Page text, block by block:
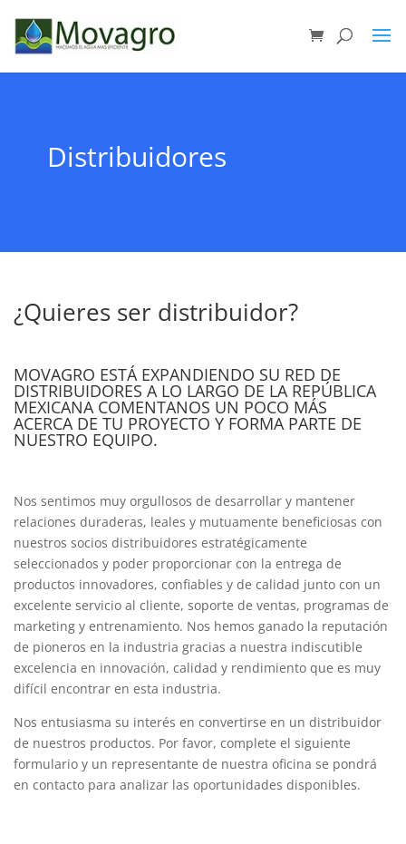
Distribuidores
¿Quieres ser distribuidor?
MOVAGRO ESTÁ EXPANDIENDO SU RED DE
DISTRIBUIDORES A LO LARGO DE LA REPÚBLICA
MEXICANA COMENTANOS UN POCO MÁS
ACERCA DE TU PROYECTO Y FORMA PARTE DE
NUESTRO EQUIPO.
Nos sentimos muy orgullosos de desarrollar y mantener
relaciones duraderas, leales y mutuamente beneficiosas con
nuestros socios distribuidores estratégicamente
seleccionados y poder proporcionar con la entrega de
productos innovadores, confiables y de calidad junto con un
excelente servicio al cliente, soporte de ventas, programas de
marketing y entrenamiento. Nos hemos ganado la reputación
de pioneros en la industria gracias a nuestra indiscutible
excelencia en innovación, calidad y rendimiento que es muy
difícil encontrar en esta industria.
Nos entusiasma su interés en convertirse en un distribuidor
de nuestros productos. Por favor, complete el siguiente
formulario y un representante de nuestra oficina se pondrá
en contacto para analizar las oportunidades disponibles.